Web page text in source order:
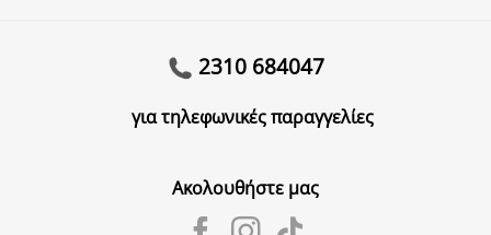
2310 684047
για τηλεφωνικές παραγγελίες
Ακολουθήστε μας